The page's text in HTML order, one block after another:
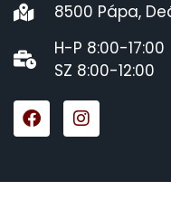
8500 Pápa,
H-P 8:00-17:00
SZ 8:00-12:00